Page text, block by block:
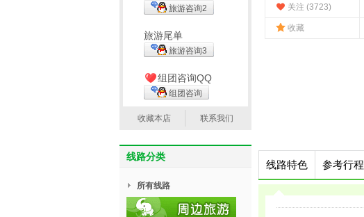
关注 (3723)
收藏
线路特色 参考行程
旅游咨询2
旅游尾单
旅游咨询3
组团咨询QQ
组团咨询
收藏本店 联系我们
线路分类
所有线路